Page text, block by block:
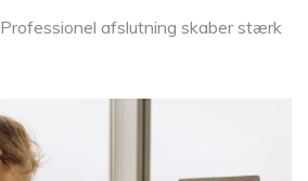
Professionel afslutning skaber stærk